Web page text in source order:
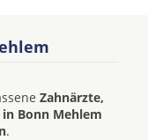
Zahnärzte,
Bonn Mehlem
.